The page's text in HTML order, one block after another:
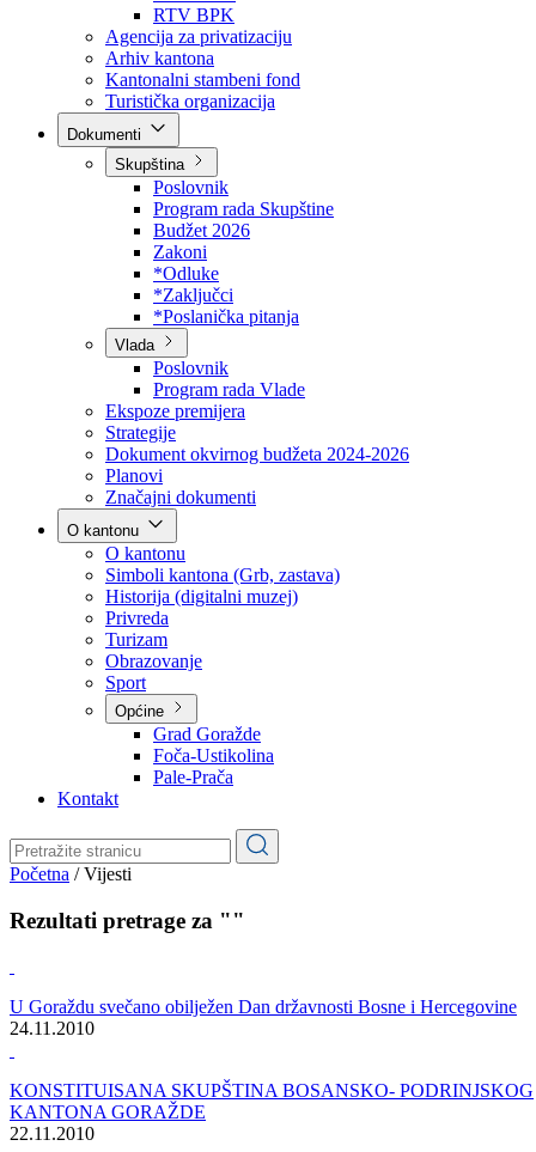
Direkcija za šumarstvo
Javna preduzeća
BPK šume
RTV BPK
Agencija za privatizaciju
Arhiv kantona
Kantonalni stambeni fond
Turistička organizacija
Skupština
Poslovnik
Program rada Skupštine
Budžet 2026
Zakoni
*Odluke
*Zaključci
*Poslanička pitanja
Vlada
Poslovnik
Program rada Vlade
Ekspoze premijera
Strategije
Dokument okvirnog budžeta 2024-2026
Planovi
Značajni dokumenti
O kantonu
O kantonu
Simboli kantona (Grb, zastava)
Historija (digitalni muzej)
Privreda
Turizam
Obrazovanje
Općine
Pale-Prača
Kontakt
Vijesti